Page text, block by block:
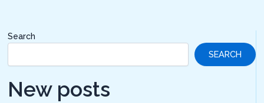
Search
SEARCH
New posts